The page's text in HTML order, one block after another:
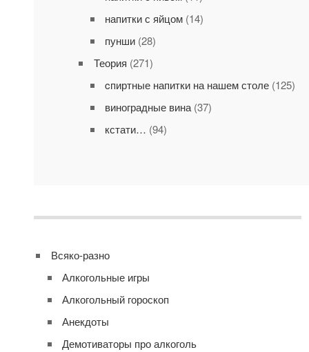
напитки с яйцом(14)
пунши(28)
Теория (271)
cпиртные напитки на нашем столе(125)
виноградные вина(37)
кстати… (94)
Всяко-разно
Алкогольные игры
Алкогольный гороскоп
Анекдоты
Демотиваторы про алкоголь